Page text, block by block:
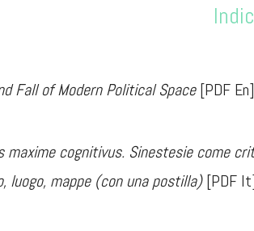
Fall of Modern Political Space[PDF En]
maxime cognitivus. Sinestesie come
luogo, mappe (con una postilla)[PDF